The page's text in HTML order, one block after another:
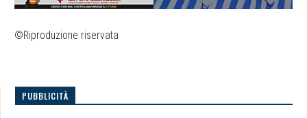
©Riproduzione riservata
PUBBLICITÀ